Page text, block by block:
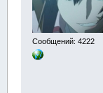
Сообщений: 4222